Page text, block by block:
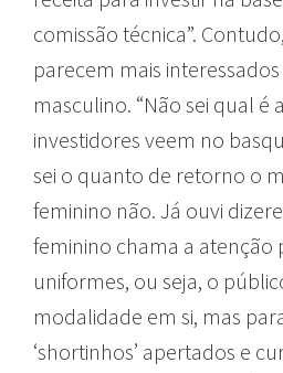
comissão técnica”.
parecem mais
masculino. “Não sei qual é
investidores veem no
sei o quanto de retorno o
feminino não. Já ouvi
feminino chama a atenção
uniformes, ou seja, o
modalidade em si, mas
‘shortinhos’ apertados e